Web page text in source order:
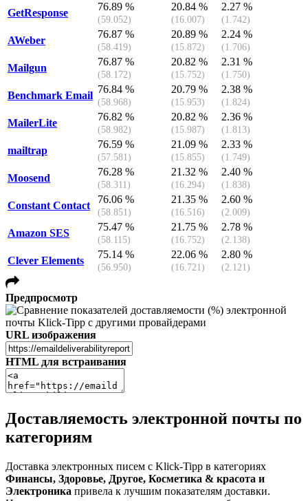
GetResponse
76.89 %
(59.052)
20.84 %
(16.007)
2.27 %
(1.742)
AWeber
76.87 %
(58.419)
20.89 %
(15.872)
2.24 %
(1.706)
Mailgun
76.87 %
(58.172)
20.82 %
(15.752)
2.31 %
(1.750)
Benchmark Email
76.84 %
(58.968)
20.79 %
(15.953)
2.38 %
(1.824)
MailerLite
76.82 %
(58.982)
20.82 %
(15.987)
2.36 %
(1.813)
mailtrap
76.59 %
(57.581)
21.09 %
(15.855)
2.33 %
(1.749)
Moosend
76.28 %
(58.311)
21.32 %
(16.294)
2.40 %
(1.838)
Constant Contact
76.06 %
(58.851)
21.35 %
(16.516)
2.60 %
(2.009)
Amazon SES
75.47 %
(58.115)
21.75 %
(16.752)
2.78 %
(2.138)
Clever Elements
75.14 %
(56.950)
22.06 %
(16.721)
2.80 %
(2.121)
Предпросмотр
URL изображения
HTML для встраивания
Доставляемость электронной почты по
категориям
Доставка электронных писем с Klick-Tipp в категориях
Финансы, Здоровье, Другое, Косметика & красота и
Электроника привела к лучшим показателям доставки.